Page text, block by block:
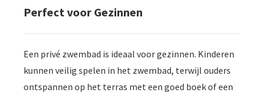
Perfect voor Gezinnen
Een privé zwembad is ideaal voor gezinnen. Kinderen
kunnen veilig spelen in het zwembad, terwijl ouders
ontspannen op het terras met een goed boek of een